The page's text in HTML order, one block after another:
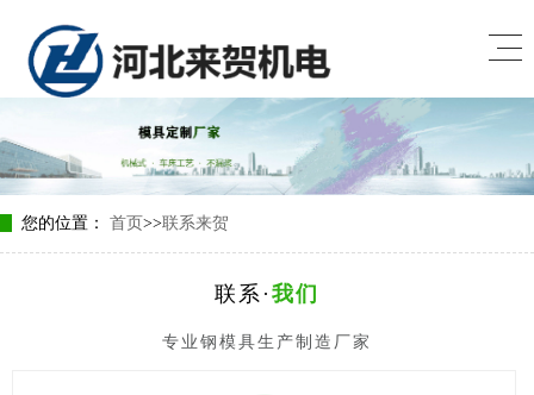
您的位置： 首页 >>联系来贺
联系· 我们
专业钢模具生产制造厂家